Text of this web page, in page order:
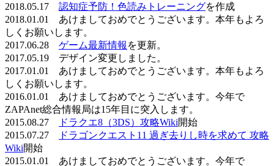
2018.05.17 認知症予防！色読みトレーニングを作成
2018.01.01 あけましておめでとうございます。本年もよろ
しくお願いします。
2017.06.28 ゲーム最新情報 を更新。
2017.05.19 デザイン変更しました。
2017.01.01 あけましておめでとうございます。本年もよろ
しくお願いします。
2016.01.01 あけましておめでとうございます。今年で
ZAPAnet総合情報局は15年目に突入します。
2015.08.27
ドラクエ8（3DS）攻略Wiki開始
2015.07.27
ドラゴンクエスト11 過ぎ去りし時を求めて 攻略
Wiki開始
2015.01.01 あけましておめでとうございます。今年で